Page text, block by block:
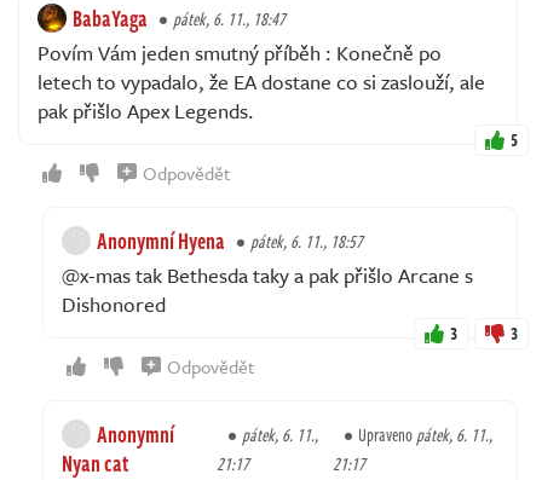
BabaYaga pátek, 6. 11., 18:47
Povím Vám jeden smutný příběh : Konečně po
letech to vypadalo, že EA dostane co si zaslouží, ale
pak přišlo Apex Legends.
5
Odpovědět
Anonymní Hyena pátek, 6. 11., 18:57
@x-mas tak Bethesda taky a pak přišlo Arcane s
Dishonored
3 3
Odpovědět
Anonymní
Nyan cat
pátek, 6. 11.,
21:17
Upravenopátek, 6. 11.,
21:17